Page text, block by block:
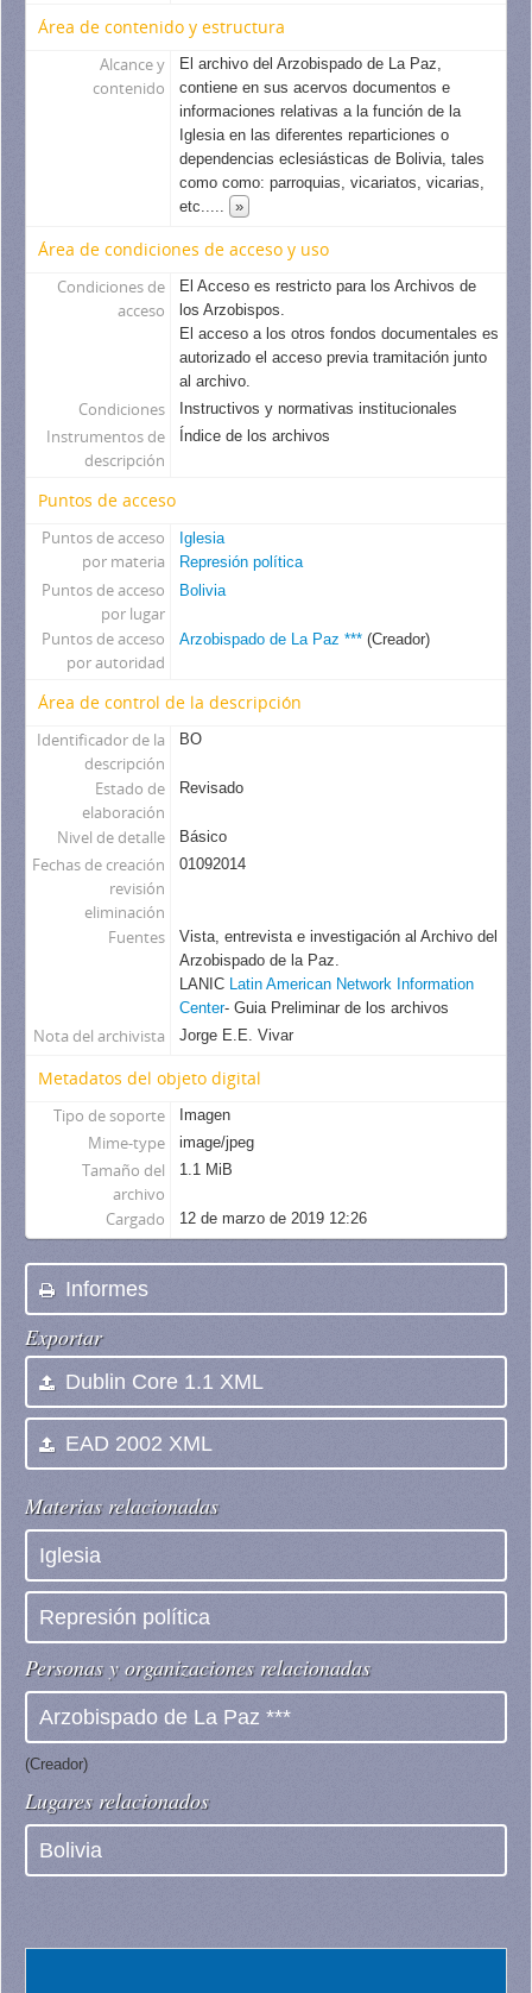
Área de contenido y estructura
Alcance y
contenido
El archivo del Arzobispado de La Paz,
contiene en sus acervos documentos e
informaciones relativas a la función de la
Iglesia en las diferentes reparticiones o
dependencias eclesiásticas de Bolivia, tales
como como: parroquias, vicariatos, vicarias,
etc..... »
Área de condiciones de acceso y uso
Condiciones de
acceso
El Acceso es restricto para los Archivos de
los Arzobispos.
El acceso a los otros fondos documentales es
autorizado el acceso previa tramitación junto
al archivo.
Condiciones Instructivos y normativas institucionales
Instrumentos de
descripción
Índice de los archivos
Puntos de acceso
Puntos de acceso
por materia
Iglesia
Represión política
Puntos de acceso
por lugar
Bolivia
Puntos de acceso
por autoridad
Arzobispado de La Paz *** (Creador)
Área de control de la descripción
Identificador de la
descripción
BO
Estado de
elaboración
Revisado
Nivel de detalle Básico
Fechas de creación
revisión
eliminación
01092014
Fuentes
Vista, entrevista e investigación al Archivo del
Arzobispado de la Paz.
LANIC Latin American Network Information
Center- Guia Preliminar de los archivos
Nota del archivista Jorge E.E. Vivar
Metadatos del objeto digital
Tipo de soporte Imagen
Mime-type image/jpeg
Tamaño del
archivo
1.1 MiB
Cargado 12 de marzo de 2019 12:26
Informes
Exportar
Dublin Core 1.1 XML
EAD 2002 XML
Materias relacionadas
Iglesia
Represión política
Personas y organizaciones relacionadas
Arzobispado de La Paz ***
(Creador)
Lugares relacionados
Bolivia